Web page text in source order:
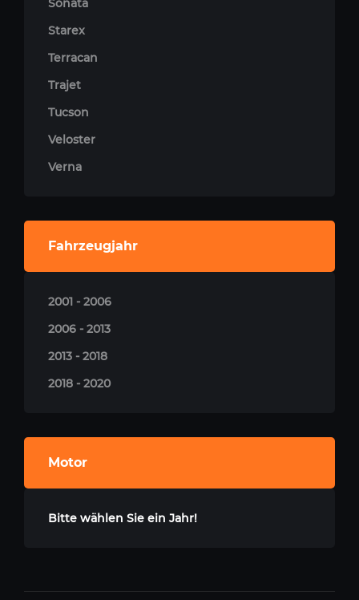
Sonata
Starex
Terracan
Trajet
Tucson
Veloster
Verna
Fahrzeugjahr
2001 - 2006
2006 - 2013
2013 - 2018
2018 - 2020
Motor
Bitte wählen Sie ein Jahr!